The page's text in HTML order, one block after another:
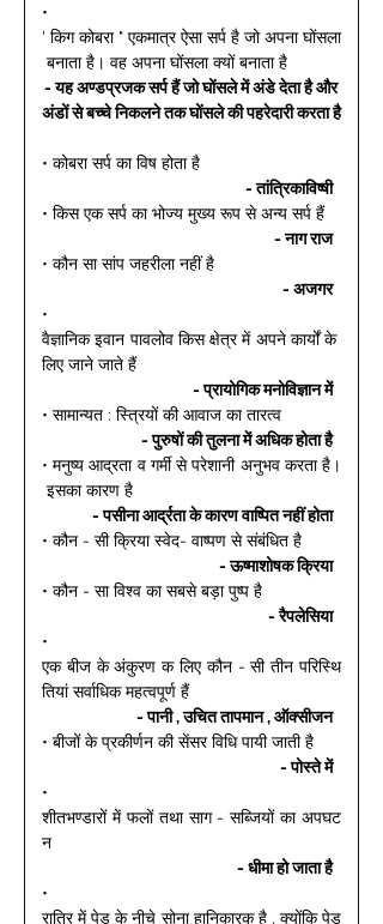
•
' किग कोबरा " एकमात्र ऐसा सर्प है जो अपना घोंसला
बनाता है। वह अपना घोंसला क्यों बनाता है
- यह अण्डप्रजक सर्प हैं जो घोंसले में अंडे देता है और
अंडों से बच्चे निकलने तक घोंसले की पहरेदारी करता है
• कोबरा सर्प का विष होता है
- तांत्रिकाविष्षी
• किस एक सर्प का भोज्य मुख्य रूप से अन्य सर्प हैं
- नाग राज
• कौन सा सांप जहरीला नहीं है
- अजगर
•
वैज्ञानिक इवान पावलोव किस क्षेत्र में अपने कार्यों के
लिए जाने जाते हैं
- प्रायोगिक मनोविज्ञान में
• सामान्यत : स्त्रियों की आवाज का तारत्व
- पुरुषों की तुलना में अधिक होता है
• मनुष्य आद्रता व गर्मी से परेशानी अनुभव करता है।
इसका कारण है
- पसीना आर्द्रता के कारण वाष्पित नहीं होता
• कौन - सी क्रिया स्वेद- वाष्पण से संबंधित है
- ऊष्माशोषक क्रिया
• कौन - सा विश्व का सबसे बड़ा पुष्प है
- रैपलेसिया
•
एक बीज के अंकुरण क लिए कौन - सी तीन परिस्थि
तियां सर्वाधिक महत्वपूर्ण हैं
- पानी , उचित तापमान , ऑक्सीजन
• बीजों के प्रकीर्णन की सेंसर विधि पायी जाती है
- पोस्ते में
•
शीतभण्डारों में फलों तथा साग - सब्जियों का अपघट
न
- धीमा हो जाता है
•
रात्रि में पेड़ के नीचे सोना हानिकारक है , क्योंकि पेड़